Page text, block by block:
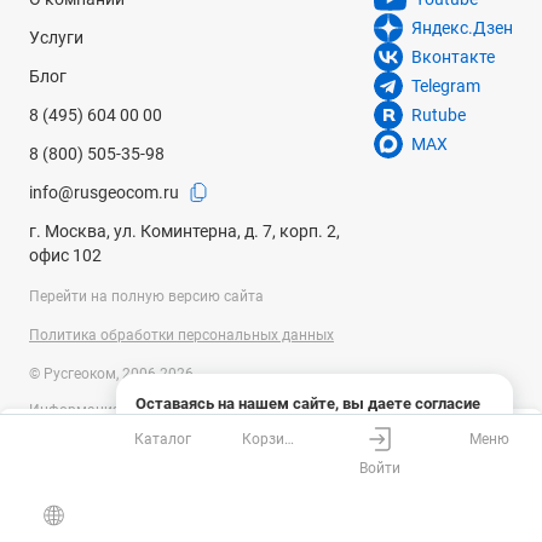
Оставаясь на нашем сайте, вы даете согласие
на использование файлов cookies и сбор данных
системами веб-аналитики
Услуги
Блог
8 (495) 604 00 00
8 (800) 505-35-98
info@rusgeocom.ru
г. Москва, ул. Коминтерна, д. 7, корп. 2,
офис 102
Яндекс.Дзен
Вконтакте
Telegram
Rutube
MAX
Перейти на полную версию сайта
Политика обработки персональных данных
© Русгеоком, 2006-2026
Информация на сайте носит справочный характер и не является
публичной офертой, определяемой положениями Статьи 437
Гражданского кодекса Российской Федерации. Технические
изменены производителем без предварительного уведомления.
Уточняйте информацию у наших менеджеров.
Каталог
Корзина
Войти
Меню